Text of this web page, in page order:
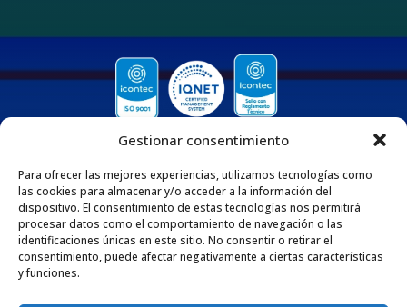
Gestionar consentimiento
Para ofrecer las mejores experiencias, utilizamos tecnologías como
las cookies para almacenar y/o acceder a la información del
dispositivo. El consentimiento de estas tecnologías nos permitirá
procesar datos como el comportamiento de navegación o las
identificaciones únicas en este sitio. No consentir o retirar el
consentimiento, puede afectar negativamente a ciertas características
y funciones.
QUIENES SOMOS
Nos enorgullece ser una empresa 100% Colombiana que desde 1975 se dedica
a fabricar y comercializar tuberías y accesorios de polipropileno, adaptados